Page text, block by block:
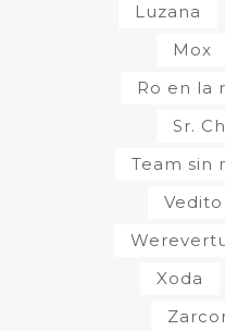
Luzana
Mox
Ro en la
Sr.
Team sin
Vedito
Xoda